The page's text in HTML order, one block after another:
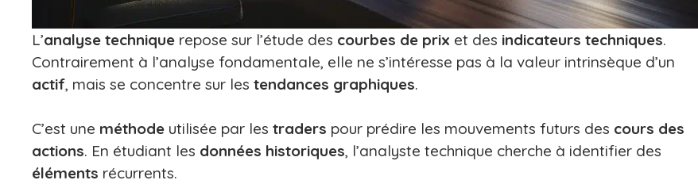
L’analyse technique repose sur l’étude des courbes de prix et des indicateurs techniques.
Contrairement à l’analyse fondamentale, elle ne s’intéresse pas à la valeur intrinsèque d’un
actif, mais se concentre sur les tendances graphiques.
C’est une méthode utilisée par les traders pour prédire les mouvements futurs des cours des
actions. En étudiant les données historiques, l’analyste technique cherche à identifier des
éléments récurrents.